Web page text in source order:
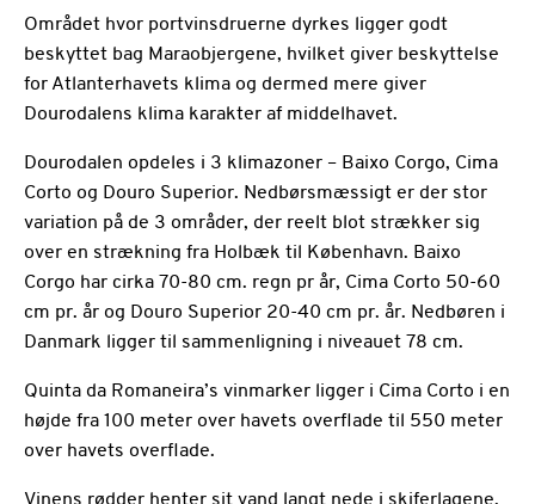
Området hvor portvinsdruerne dyrkes ligger godt
beskyttet bag Maraobjergene, hvilket giver beskyttelse
for Atlanterhavets klima og dermed mere giver
Dourodalens klima karakter af middelhavet.
Dourodalen opdeles i 3 klimazoner – Baixo Corgo, Cima
Corto og Douro Superior. Nedbørsmæssigt er der stor
variation på de 3 områder, der reelt blot strækker sig
over en strækning fra Holbæk til København. Baixo
Corgo har cirka 70-80 cm. regn pr år, Cima Corto 50-60
cm pr. år og Douro Superior 20-40 cm pr. år. Nedbøren i
Danmark ligger til sammenligning i niveauet 78 cm.
Quinta da Romaneira’s vinmarker ligger i Cima Corto i en
højde fra 100 meter over havets overflade til 550 meter
over havets overflade.
Vinens rødder henter sit vand langt nede i skiferlagene,